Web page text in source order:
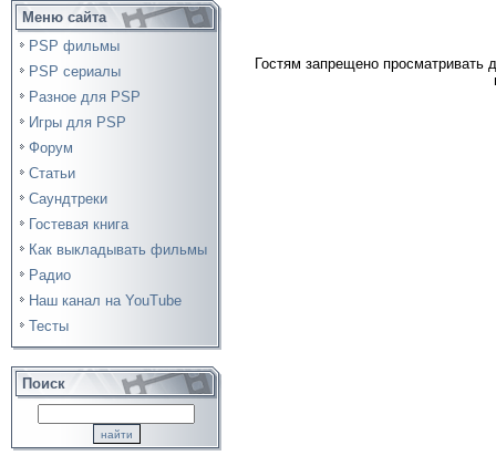
Меню сайта
PSP фильмы
PSP сериалы
Разное для PSP
Игры для PSP
Форум
Статьи
Саундтреки
Гостевая книга
Как выкладывать фильмы
Радио
Наш канал на YouTube
Тесты
Поиск
Гостям запрещено просматривать